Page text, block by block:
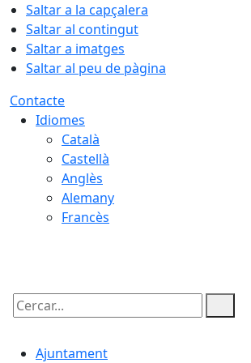
Saltar a la capçalera
Saltar al contingut
Saltar a imatges
Saltar al peu de pàgina
Contacte
Idiomes
Català
Castellà
Anglès
Alemany
Francès
Cercar:
Ajuntament